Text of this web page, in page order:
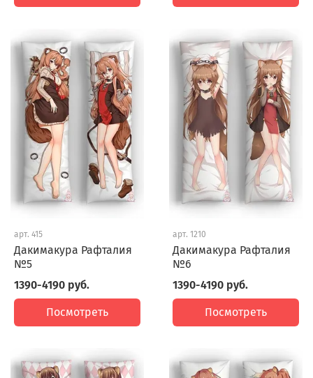
арт. 415
Дакимакура Рафталия
№5
1390-4190 руб.
Посмотреть
арт. 1210
Дакимакура Рафталия
№6
1390-4190 руб.
Посмотреть